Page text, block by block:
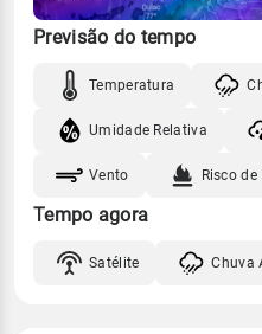
Previsão do tempo
Temperatura
Umidade Relativa
Vento Risco
Tempo agora
Satélite Chuva